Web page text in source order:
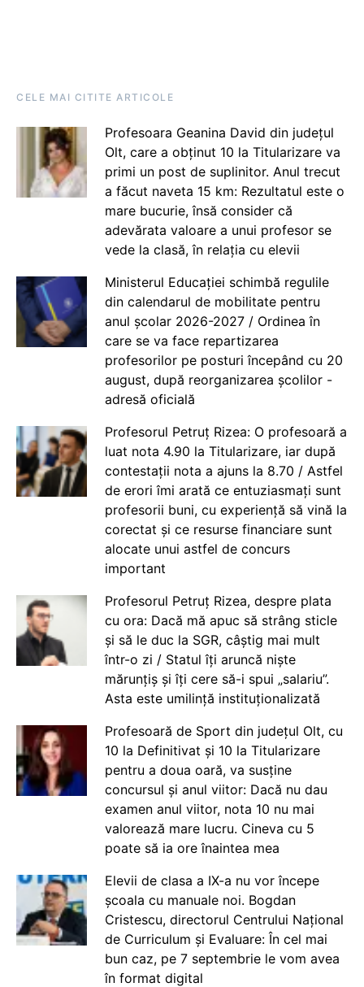
CELE MAI CITITE ARTICOLE
Profesoara Geanina David din județul
Olt, care a obținut 10 la Titularizare va
primi un post de suplinitor. Anul trecut
a făcut naveta 15 km: Rezultatul este o
mare bucurie, însă consider că
adevărata valoare a unui profesor se
vede la clasă, în relația cu elevii
Ministerul Educației schimbă regulile
din calendarul de mobilitate pentru
anul școlar 2026-2027 / Ordinea în
care se va face repartizarea
profesorilor pe posturi începând cu 20
august, după reorganizarea școlilor -
adresă oficială
Profesorul Petruț Rizea: O profesoară a
luat nota 4.90 la Titularizare, iar după
contestații nota a ajuns la 8.70 / Astfel
de erori îmi arată ce entuziasmați sunt
profesorii buni, cu experiență să vină la
corectat și ce resurse financiare sunt
alocate unui astfel de concurs
important
Profesorul Petruț Rizea, despre plata
cu ora: Dacă mă apuc să strâng sticle
și să le duc la SGR, câștig mai mult
într-o zi / Statul îți aruncă niște
mărunțiș și îți cere să-i spui „salariu”.
Asta este umilință instituționalizată
Profesoară de Sport din județul Olt, cu
10 la Definitivat și 10 la Titularizare
pentru a doua oară, va susține
concursul și anul viitor: Dacă nu dau
examen anul viitor, nota 10 nu mai
valorează mare lucru. Cineva cu 5
poate să ia ore înaintea mea
Elevii de clasa a IX-a nu vor începe
școala cu manuale noi. Bogdan
Cristescu, directorul Centrului Național
de Curriculum și Evaluare: În cel mai
bun caz, pe 7 septembrie le vom avea
în format digital